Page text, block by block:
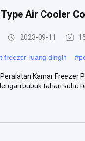
Air Cooler
2023-09-11
freezer ruang dingin #
Kamar Freezer
bubuk tahan suhu